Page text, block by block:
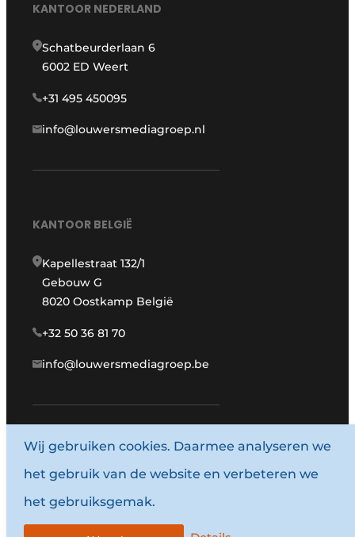
KANTOOR NEDERLAND
Schatbeurderlaan 6
6002 ED Weert
+31 495 450095
info@louwersmediagroep.nl
KANTOOR BELGIË
Kapellestraat 132/1
Gebouw G
8020 Oostkamp België
+32 50 36 81 70
info@louwersmediagroep.be
www.louwersmediagroep.com
© 1987 - 2026 Louwersmediagroep.
Algemene voorwaarden
Wij gebruiken cookies. Daarmee analyseren we
het gebruik van de website en verbeteren we
het gebruiksgemak.